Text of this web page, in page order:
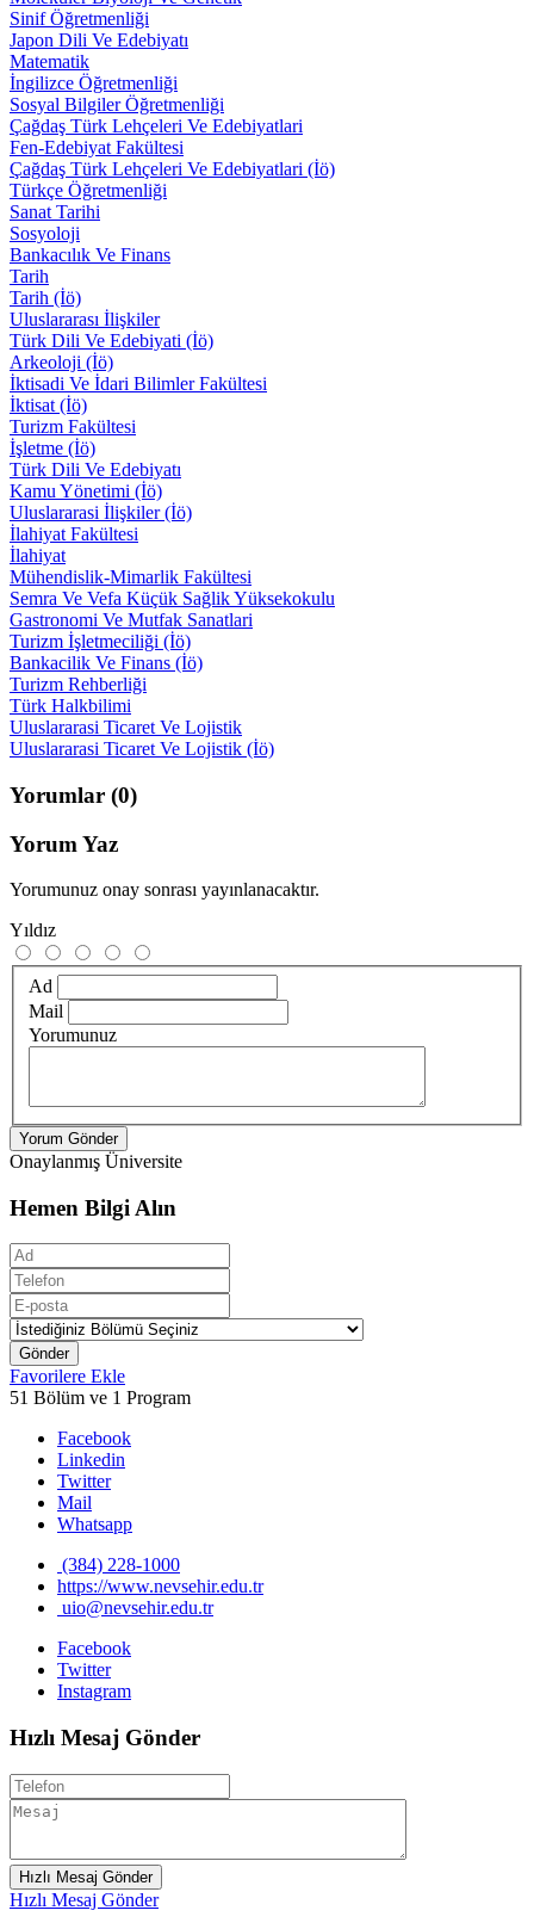
Sinif Öğretmenliği
Japon Dili Ve Edebiyatı
Matematik
İngilizce Öğretmenliği
Sosyal Bilgiler Öğretmenliği
Çağdaş Türk Lehçeleri Ve Edebiyatlari
Fen-Edebiyat Fakültesi
Çağdaş Türk Lehçeleri Ve Edebiyatlari (İö)
Türkçe Öğretmenliği
Sanat Tarihi
Sosyoloji
Bankacılık Ve Finans
Tarih
Tarih (İö)
Uluslararası İlişkiler
Türk Dili Ve Edebiyati (İö)
Arkeoloji (İö)
İktisadi Ve İdari Bilimler Fakültesi
İktisat (İö)
Turizm Fakültesi
İşletme (İö)
Türk Dili Ve Edebiyatı
Kamu Yönetimi (İö)
Uluslararasi İlişkiler (İö)
İlahiyat Fakültesi
İlahiyat
Mühendislik-Mimarlik Fakültesi
Semra Ve Vefa Küçük Sağlik Yüksekokulu
Gastronomi Ve Mutfak Sanatlari
Turizm İşletmeciliği (İö)
Bankacilik Ve Finans (İö)
Turizm Rehberliği
Türk Halkbilimi
Uluslararasi Ticaret Ve Lojistik
Uluslararasi Ticaret Ve Lojistik (İö)
Yorumlar (0)
Yorum Yaz
Yorumunuz onay sonrası yayınlanacaktır.
Yıldız
Ad
Mail
Yorumunuz
Yorum Gönder
Onaylanmış Üniversite
Hemen Bilgi Alın
Gönder
Favorilere Ekle
51 Bölüm ve 1 Program
Facebook
Linkedin
Twitter
Mail
Whatsapp
(384) 228-1000
https://www.nevsehir.edu.tr
uio@nevsehir.edu.tr
Facebook
Twitter
Instagram
Hızlı Mesaj Gönder
Hızlı Mesaj Gönder
Hızlı Mesaj Gönder